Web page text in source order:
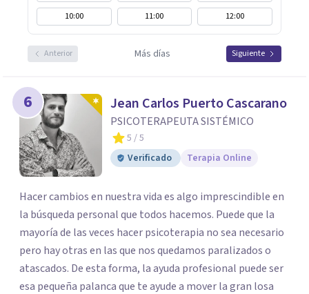
10:00
11:00 12:00
Anterior Más días Siguiente
6 Jean Carlos Puerto Cascarano
PSICOTERAPEUTA SISTÉMICO
5 / 5
Verificado
Terapia Online
Hacer cambios en nuestra vida es algo imprescindible en
la búsqueda personal que todos hacemos. Puede que la
mayoría de las veces hacer psicoterapia no sea necesario
pero hay otras en las que nos quedamos paralizados o
atascados. De esta forma, la ayuda profesional puede ser
esa pequeña palanca que te ayude a mover la gran losa